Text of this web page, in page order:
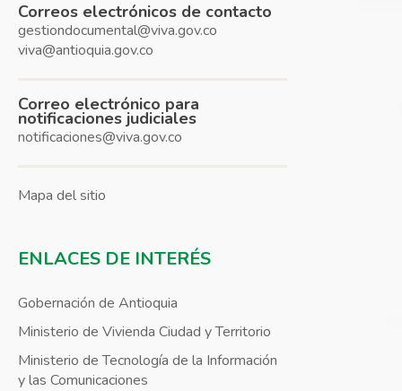
Correos electrónicos de contacto
gestiondocumental@viva.gov.co
viva@antioquia.gov.co
Correo electrónico para
notificaciones judiciales
notificaciones@viva.gov.co
Mapa del sitio
ENLACES DE INTERÉS
Gobernación de Antioquia
Ministerio de Vivienda Ciudad y Territorio
Ministerio de Tecnología de la Información
y las Comunicaciones